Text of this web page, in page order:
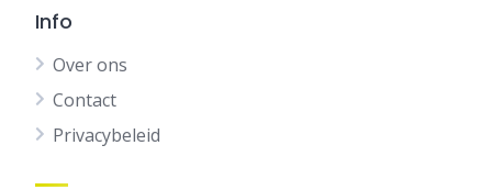
Info
Over ons
Contact
Privacybeleid